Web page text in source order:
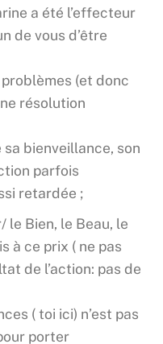
a été l’effecteur
de vous d’être
(et donc
résolution
bienveillance, son
parfois
retardée ;
le Bien, le Beau, le
à ce prix ( ne pas
de l’action: pas de
( toi ici) n’est pas
porter